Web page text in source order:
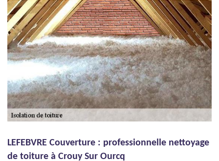
LEFEBVRE Couverture : professionnelle nettoyage
de toiture à Crouy Sur Ourcq